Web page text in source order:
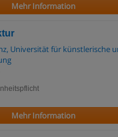
Mehr Information
Universität für künstlerische
Mehr Information